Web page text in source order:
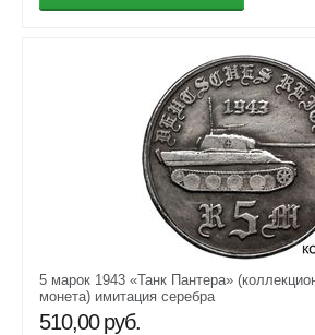
5 марок 1943 «Танк Пантера»
монета) имитация серебра
510,00 руб.